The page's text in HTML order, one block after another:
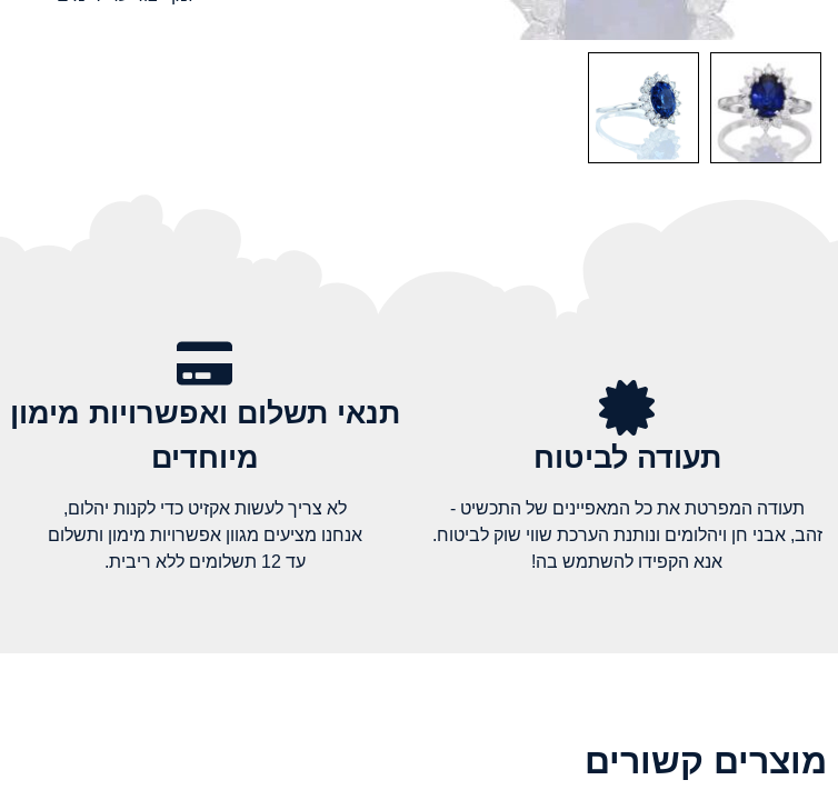
תעודה לביטוח
תעודה המפרטת את כל המאפיינים של התכשיט -
זהב, אבני חן ויהלומים ונותנת הערכת שווי שוק לביטוח.
אנא הקפידו להשתמש בה!
תנאי תשלום ואפשרויות מימון
מיוחדים
לא צריך לעשות אקזיט כדי לקנות יהלום,
אנחנו מציעים מגוון אפשרויות מימון ותשלום
עד 12 תשלומים ללא ריבית.
מוצרים קשורים